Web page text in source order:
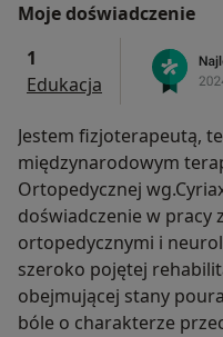
Moje doświadczenie
1
Edukacja
Jestem fizjoterapeutą,
międzynarodowym
Ortopedycznej
doświadczenie w pracy
ortopedycznymi i
szeroko pojętej
obejmującej stany
bóle o charakterze